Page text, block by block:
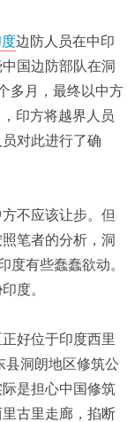
边防人员在中印
国边防部队在洞
多月，最终以中方
印方将越界人员
对此进行了确
不应该让步。但
笔者的分析，洞
度有些蠢蠢欲动。
度。
好位于印度西里
县洞朗地区修筑公
是担心中国修筑
古里走廊，掐断